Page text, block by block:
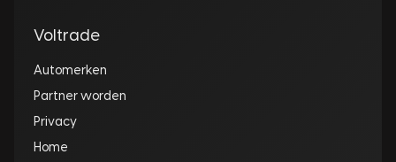
Voltrade
Automerken
Partner worden
Privacy
Home